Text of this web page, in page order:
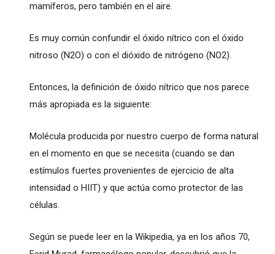
mamíferos, pero también en el aire.
Es muy común confundir el óxido nítrico con el óxido
nitroso (N2O) o con el dióxido de nitrógeno (NO2).
Entonces, la definición de óxido nítrico que nos parece
más apropiada es la siguiente:
Molécula producida por nuestro cuerpo de forma natural
en el momento en que se necesita (cuando se dan
estímulos fuertes provenientes de ejercicio de alta
intensidad o HIIT) y que actúa como protector de las
células.
Según se puede leer en la Wikipedia, ya en los años 70,